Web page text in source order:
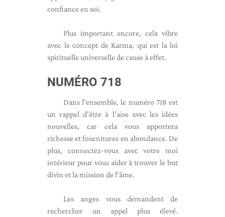
confiance en soi.
Plus important encore, cela vibre
avec le concept de Karma, qui est la loi
spirituelle universelle de cause à effet.
NUMÉRO 718
Dans l'ensemble, le numéro 718 est
un rappel d'être à l'aise avec les idées
nouvelles, car cela vous apportera
richesse et fournitures en abondance. De
plus, connectez-vous avec votre moi
intérieur pour vous aider à trouver le but
divin et la mission de l'âme.
Les anges vous demandent de
rechercher un appel plus élevé.